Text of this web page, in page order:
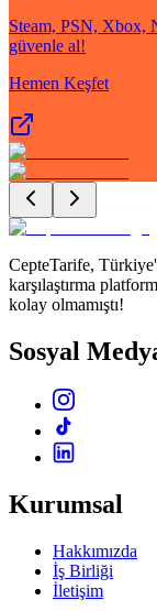
Steam, PSN, Xbox,
güvenle al!
Hemen Keşfet
CepteTarife,
karşılaştırma
kolay olmamıştı!
Sosyal
Kurumsal
Hakkımızda
İş Birliği
İletişim